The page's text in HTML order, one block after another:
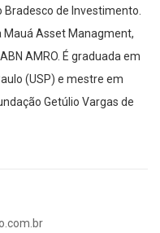
de Investimento.
Mauá Asset Managment,
AMRO. É graduada em
(USP) e mestre em
Getúlio Vargas de